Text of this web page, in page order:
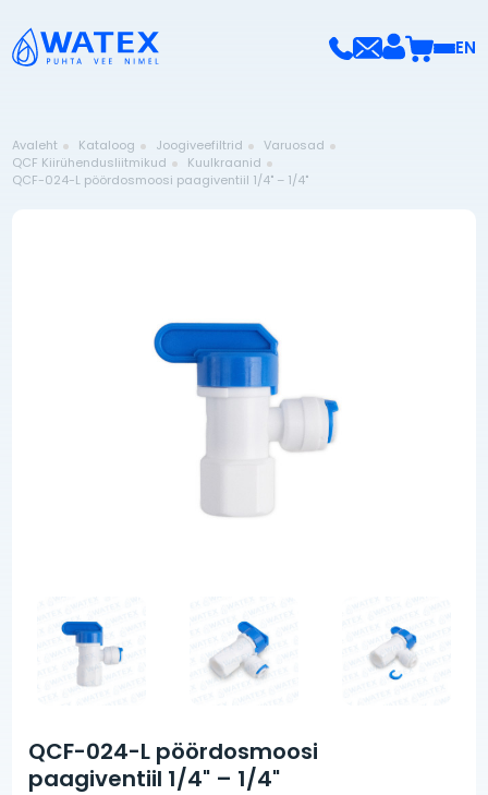
EN
Avaleht Kataloog Joogiveefiltrid
Varuosad
QCF Kiirühendusliitmikud
Kuulkraanid
QCF-024-L pöördosmoosi paagiventiil 1/4" – 1/4"
QCF-024-L pöördosmoosi
paagiventiil 1/4" – 1/4"